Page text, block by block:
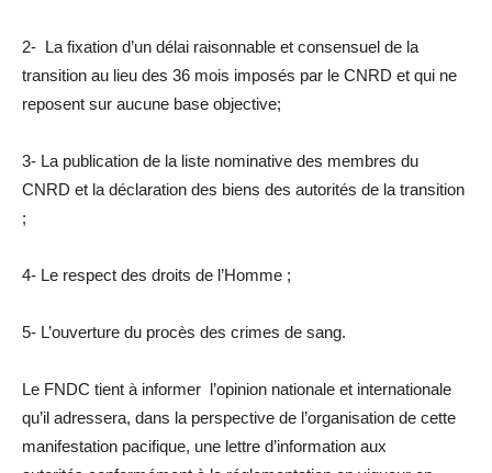
2- La fixation d’un délai raisonnable et consensuel de la
transition au lieu des 36 mois imposés par le CNRD et qui ne
reposent sur aucune base objective;
3- La publication de la liste nominative des membres du
CNRD et la déclaration des biens des autorités de la transition
;
4- Le respect des droits de l’Homme ;
5- L’ouverture du procès des crimes de sang.
Le FNDC tient à informer l’opinion nationale et internationale
qu’il adressera, dans la perspective de l’organisation de cette
manifestation pacifique, une lettre d’information aux